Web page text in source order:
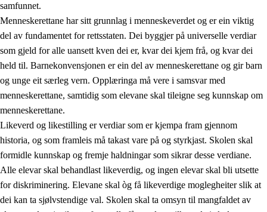
1.
1.1 Menneskeverdet
1.2 Identitet og kulturelt mangfald
1.3 Kritisk tenking og etisk bevisstheit
1.4 Skaparglede, engasjement og utforskartrong
1.5 Respekt for naturen og miljøbevisstheit
1.6 Demokrati og medverknad
samfunnet.
Menneskerettane har sitt grunnlag i menneskeverdet og er ein viktig
del av fundamentet for rettsstaten. Dei byggjer på universelle verdiar
som gjeld for alle uansett kven dei er, kvar dei kjem frå, og kvar dei
held til. Barnekonvensjonen er ein del av menneskerettane og gir barn
og unge eit særleg vern. Opplæringa må vere i samsvar med
menneskerettane, samtidig som elevane skal tileigne seg kunnskap om
menneskerettane.
Likeverd og likestilling er verdiar som er kjempa fram gjennom
historia, og som framleis må takast vare på og styrkjast. Skolen skal
formidle kunnskap og fremje haldningar som sikrar desse verdiane.
Alle elevar skal behandlast likeverdig, og ingen elevar skal bli utsette
for diskriminering. Elevane skal òg få likeverdige moglegheiter slik at
dei kan ta sjølvstendige val. Skolen skal ta omsyn til mangfaldet av